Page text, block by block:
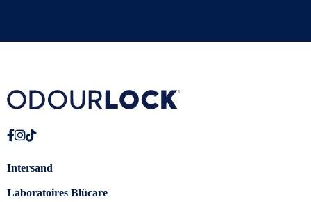
Intersand
Laboratoires Blücare